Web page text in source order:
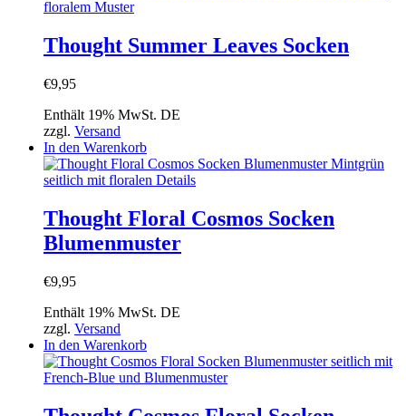
Thought Summer Leaves Socken
€9,95
Enthält 19% MwSt. DE
zzgl. Versand
In den Warenkorb
Thought Floral Cosmos Socken
Blumenmuster
€9,95
Enthält 19% MwSt. DE
zzgl. Versand
In den Warenkorb